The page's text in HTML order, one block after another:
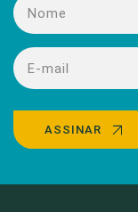
ASSINAR